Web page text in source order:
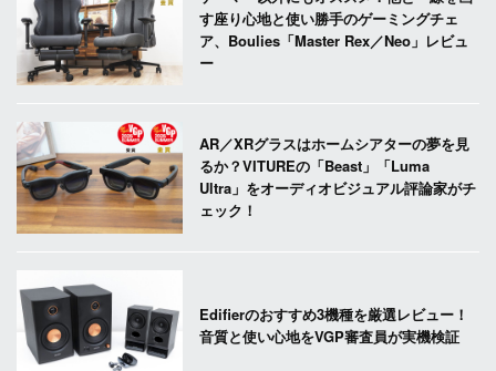
す座り心地と使い勝手のゲーミングチェ
ア、Boulies「Master Rex／Neo」レビュ
ー
AR／XRグラスはホームシアターの夢を見
るか？VITUREの「Beast」「Luma
Ultra」をオーディオビジュアル評論家がチ
ェック！
Edifierのおすすめ3機種を厳選レビュー！
音質と使い心地をVGP審査員が実機検証